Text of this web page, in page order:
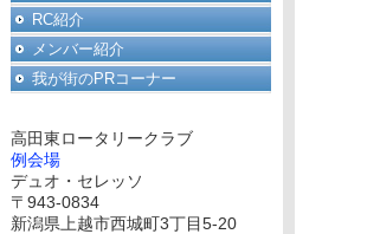
RC紹介
メンバー紹介
我が街のPRコーナー
高田東ロータリークラブ
例会場
デュオ・セレッソ
〒943-0834
新潟県上越市西城町3丁目5-20